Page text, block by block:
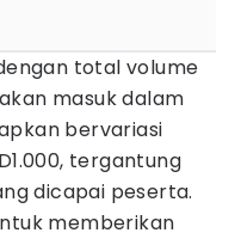
total volume
masuk dalam
bervariasi
tergantung
dicapai peserta.
memberikan